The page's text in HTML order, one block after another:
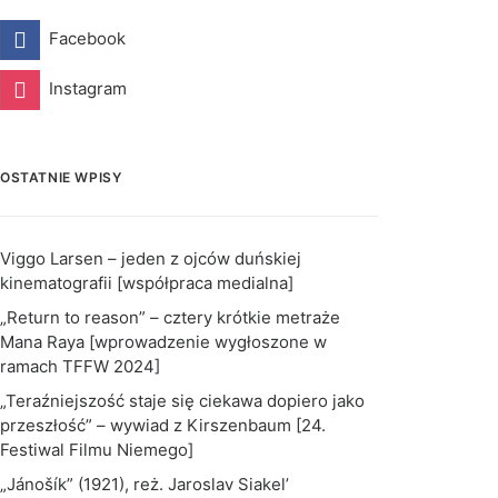
Facebook
Instagram
OSTATNIE WPISY
Viggo Larsen – jeden z ojców duńskiej
kinematografii [współpraca medialna]
„Return to reason” – cztery krótkie metraże
Mana Raya [wprowadzenie wygłoszone w
ramach TFFW 2024]
„Teraźniejszość staje się ciekawa dopiero jako
przeszłość” – wywiad z Kirszenbaum [24.
Festiwal Filmu Niemego]
„Jánošík” (1921), reż. Jaroslav Siakel’